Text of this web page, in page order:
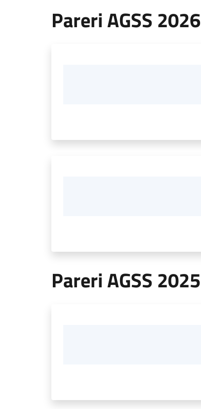
Pareri AGSS 2026
Pareri AGSS 2025